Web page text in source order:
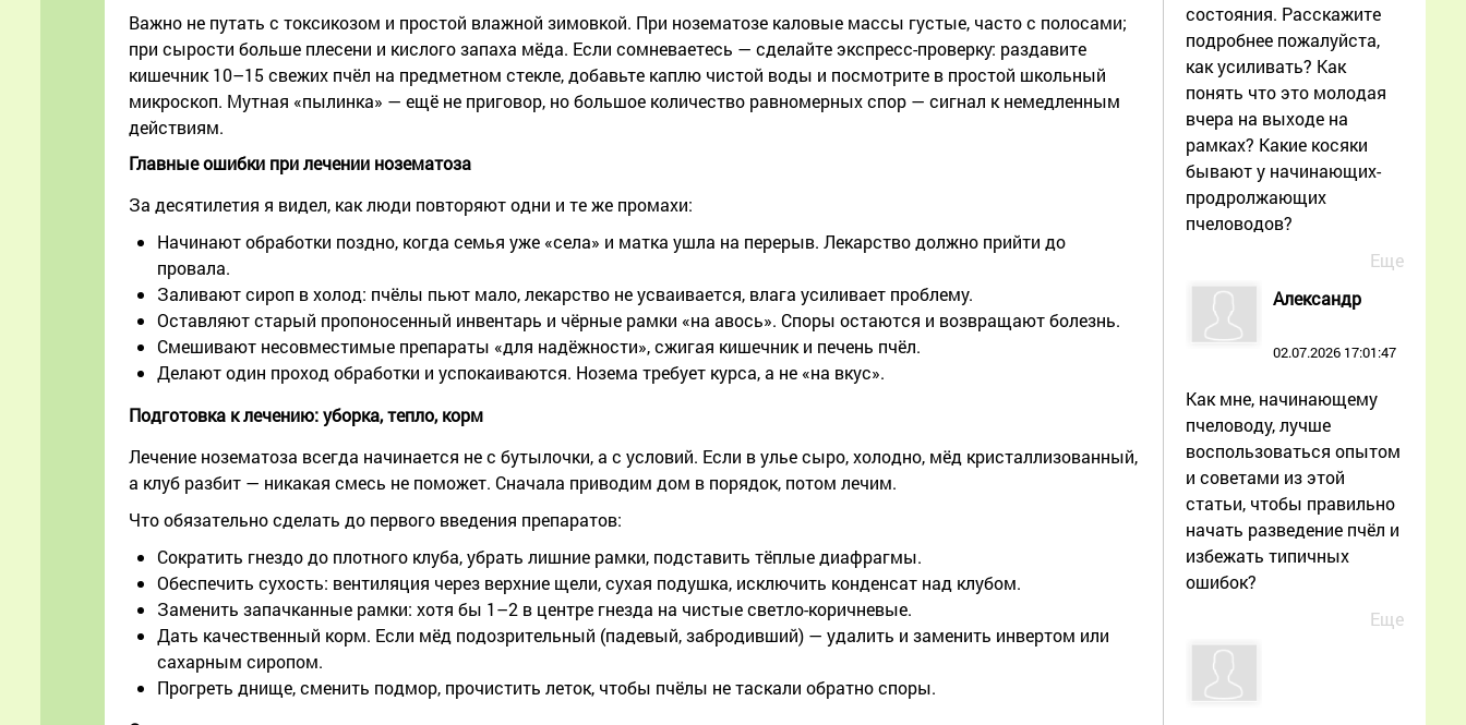
Важно не путать с токсикозом и простой влажной зимовкой. При нозематозе каловые массы густые, часто с полосами;
при сырости больше плесени и кислого запаха мёда. Если сомневаетесь — сделайте экспресс-проверку: раздавите
кишечник 10–15 свежих пчёл на предметном стекле, добавьте каплю чистой воды и посмотрите в простой школьный
микроскоп. Мутная «пылинка» — ещё не приговор, но большое количество равномерных спор — сигнал к немедленным
действиям.
Главные ошибки при лечении нозематоза
За десятилетия я видел, как люди повторяют одни и те же промахи:
Начинают обработки поздно, когда семья уже «села» и матка ушла на перерыв. Лекарство должно прийти до
провала.
Заливают сироп в холод: пчёлы пьют мало, лекарство не усваивается, влага усиливает проблему.
Оставляют старый пропоносенный инвентарь и чёрные рамки «на авось». Споры остаются и возвращают болезнь.
Смешивают несовместимые препараты «для надёжности», сжигая кишечник и печень пчёл.
Делают один проход обработки и успокаиваются. Нозема требует курса, а не «на вкус».
Подготовка к лечению: уборка, тепло, корм
Лечение нозематоза всегда начинается не с бутылочки, а с условий. Если в улье сыро, холодно, мёд кристаллизованный,
а клуб разбит — никакая смесь не поможет. Сначала приводим дом в порядок, потом лечим.
Что обязательно сделать до первого введения препаратов:
Сократить гнездо до плотного клуба, убрать лишние рамки, подставить тёплые диафрагмы.
Обеспечить сухость: вентиляция через верхние щели, сухая подушка, исключить конденсат над клубом.
Заменить запачканные рамки: хотя бы 1–2 в центре гнезда на чистые светло-коричневые.
Дать качественный корм. Если мёд подозрительный (падевый, забродивший) — удалить и заменить инвертом или
сахарным сиропом.
Прогреть днище, сменить подмор, прочистить леток, чтобы пчёлы не таскали обратно споры.
состояния. Расскажите
подробнее пожалуйста,
как усиливать? Как
понять что это молодая
вчера на выходе на
рамках? Какие косяки
бывают у начинающих-
продролжающих
пчеловодов?
Еще
Александр
02.07.2026 17:01:47
Как мне, начинающему
пчеловоду, лучше
воспользоваться опытом
и советами из этой
статьи, чтобы правильно
начать разведение пчёл и
избежать типичных
ошибок?
Еще